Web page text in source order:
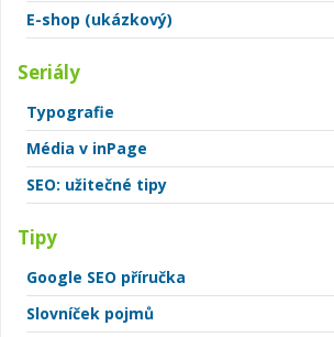
E-shop (ukázkový)
Seriály
Typografie
Média v inPage
SEO: užitečné tipy
Tipy
Google SEO příručka
Slovníček pojmů